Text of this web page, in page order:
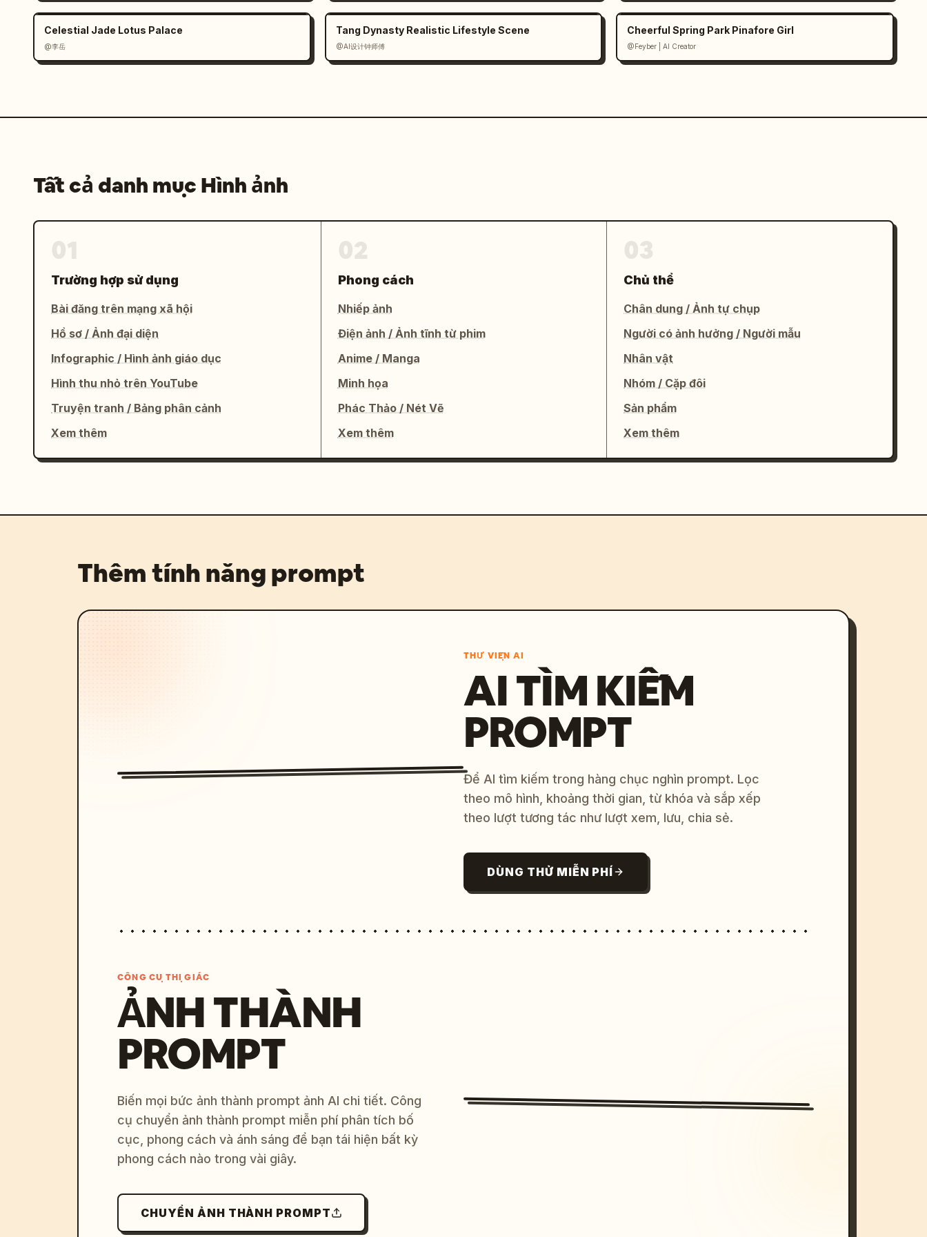
Ràng buộc: Chính xác 12 khung hình trong lưới 2x6; không thêm khung hình;
không văn bản; không logo; không viền trang trí ngoài các đường lưới đen; giữ
cho quy trình dễ đọc và theo trình tự.
Celestial Jade Lotus Palace
@李岳
Tang Dynasty Realistic Lifestyle Scene
@AI设计钟师傅
Cheerful Spring Park Pinafore Girl
@Feyber | AI Creator
Tất cả danh mục Hình ảnh
Trường hợp sử dụng
Bài đăng trên mạng xã hội
Hồ sơ / Ảnh đại diện
Infographic / Hình ảnh giáo dục
Hình thu nhỏ trên YouTube
Truyện tranh / Bảng phân cảnh
Xem thêm
Phong cách
Nhiếp ảnh
Điện ảnh / Ảnh tĩnh từ phim
Anime / Manga
Minh họa
Phác Thảo / Nét Vẽ
Xem thêm
Chủ thể
Chân dung / Ảnh tự chụp
Người có ảnh hưởng / Người mẫu
Nhân vật
Nhóm / Cặp đôi
Sản phẩm
Xem thêm
Thêm tính năng prompt
THƯ VIỆN AI
AI TÌM KIẾM
PROMPT
Để AI tìm kiếm trong hàng chục nghìn prompt. Lọc
theo mô hình, khoảng thời gian, từ khóa và sắp xếp
theo lượt tương tác như lượt xem, lưu, chia sẻ.
DÙNG THỬ MIỄN PHÍ
CÔNG CỤ THỊ GIÁC
ẢNH THÀNH
PROMPT
Biến mọi bức ảnh thành prompt ảnh AI chi tiết. Công
cụ chuyển ảnh thành prompt miễn phí phân tích bố
cục, phong cách và ánh sáng để bạn tái hiện bất kỳ
phong cách nào trong vài giây.
CHUYỂN ẢNH THÀNH PROMPT